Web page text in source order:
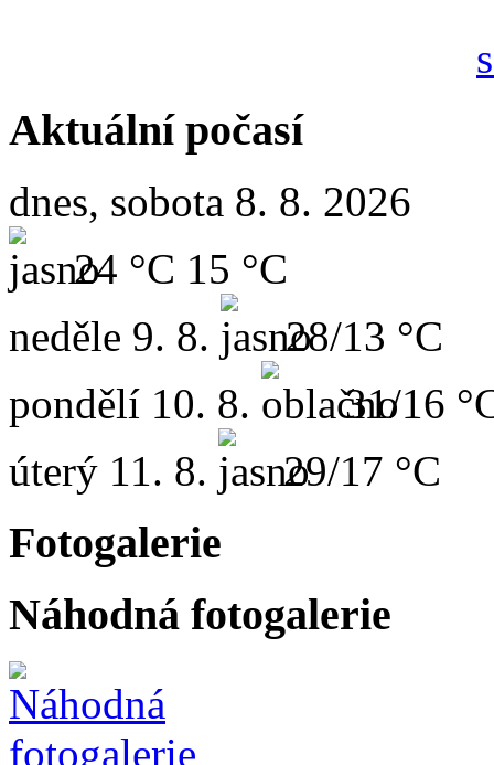
Aktuální počasí
dnes, sobota 8. 8. 2026
24 °C 15 °C
neděle 9. 8.
28/13 °C
pondělí 10. 8.
31/16
úterý 11. 8. 29/17 °C
Fotogalerie
Náhodná fotogalerie